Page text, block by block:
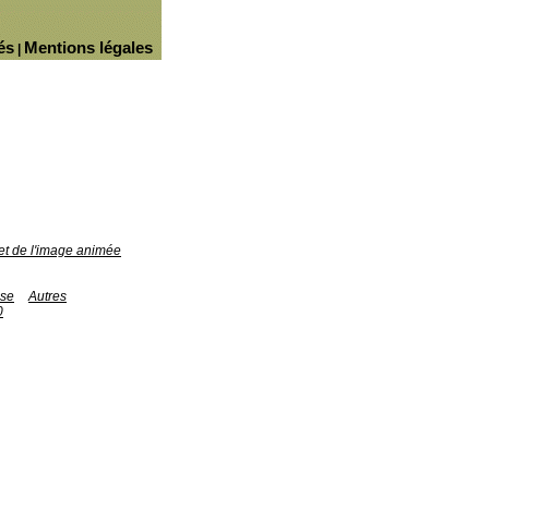
Mentions légales
de l'image animée
Autres